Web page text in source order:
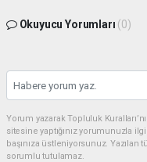
Okuyucu Yorumları (0)
Yorum yazarak Topluluk
sitesine yaptığınız yorumunuzla
başınıza üstleniyorsunuz.
sorumlu tutulamaz.